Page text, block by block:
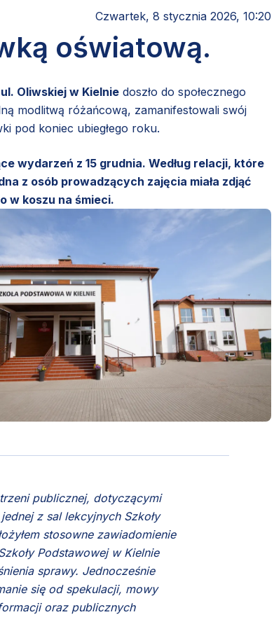
Czwartek, 8 stycznia 2026, 10:20
oświatową.
Oliwskiej w Kielnie doszło do społecznego
modlitwą różańcową, zamanifestowali swój
pod koniec ubiegłego roku.
wydarzeń z 15 grudnia. Według relacji, które
z osób prowadzących zajęcia miała zdjąć
w koszu na śmieci.
publicznej, dotyczącymi
z sal lekcyjnych Szkoły
stosowne zawiadomienie
Podstawowej w Kielnie
sprawy. Jednocześnie
się od spekulacji, mowy
oraz publicznych